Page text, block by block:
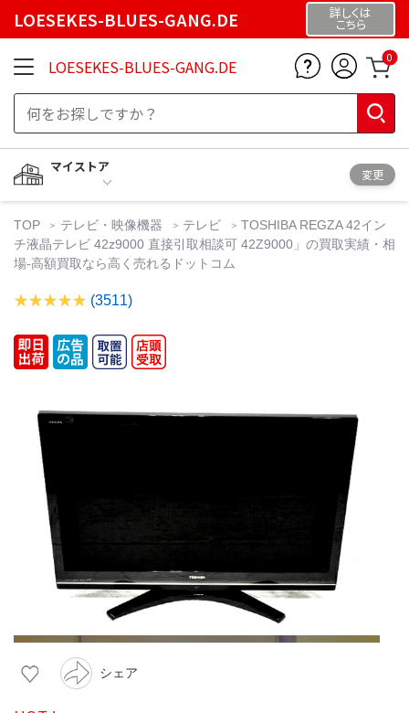
LOESEKES-BLUES-GANG.DE 詳しくは
こちら
LOESEKES-BLUES-GANG.DE 0
マイストア
変更
TOP テレビ・映像機器 テレビ
TOSHIBA REGZA 42イン
チ液晶テレビ 42z9000 直接引取相談可 42Z9000」の買取実績・相
場-高額買取なら高く売れるドットコム
(3511)
シェア